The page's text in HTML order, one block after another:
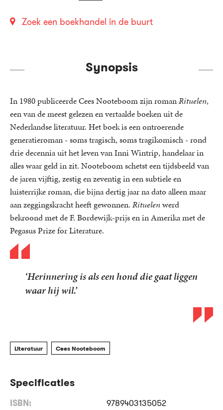
Zoek een boekhandel in de buurt
Synopsis
In 1980 publiceerde Cees Nooteboom zijn romanRituelen,
een van de meest gelezen en vertaalde boeken uit de
Nederlandse literatuur. Het boek is een ontroerende
generatieroman - soms tragisch, soms tragikomisch - rond
drie decennia uit het leven van Inni Wintrip, handelaar in
alles waar geld in zit. Nooteboom schetst een tijdsbeeld van
de jaren vijftig, zestig en zeventig in een subtiele en
luisterrijke roman, die bijna dertig jaar na dato alleen maar
aan zeggingskracht heeft gewonnen. Rituelenwerd
bekroond met de F. Bordewijk-prijs en in Amerika met de
Pegasus Prize for Literature.
‘Herinnering is als een hond die gaat liggen
waar hij wil.’
Literatuur Cees Nooteboom
Specificaties
ISBN:
9789403135052